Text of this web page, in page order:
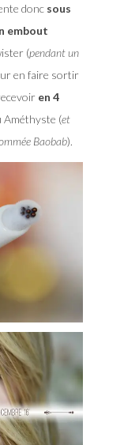
donc sous
embout
(pendant un
en faire sortir
en 4
Améthyste (et
Baobab).